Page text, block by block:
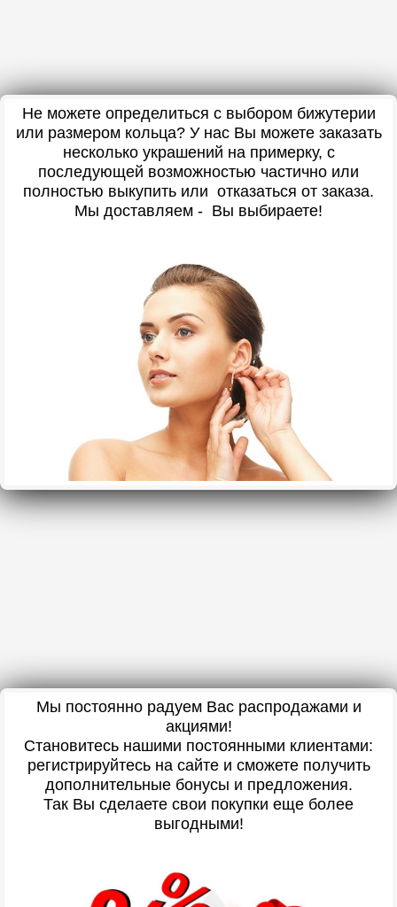
Не можете определиться с выбором бижутерии
или размером кольца? У нас Вы можете заказать
несколько украшений на примерку, с
последующей возможностью частично или
полностью выкупить или отказаться от заказа.
Мы доставляем - Вы выбираете!
Мы постоянно радуем Вас распродажами и
акциями!
Становитесь нашими постоянными клиентами:
регистрируйтесь на сайте и сможете получить
дополнительные бонусы и предложения.
Так Вы сделаете свои покупки еще более
выгодными!